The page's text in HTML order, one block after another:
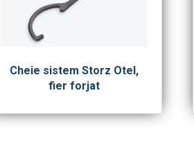
Cheie sistem Storz Otel,
fier forjat